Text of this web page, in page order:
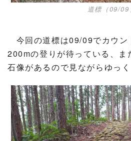
道標（09/09
今回の道標は09/09でカウン
200mの登りが待っている、ま
石像があるので見ながらゆっく